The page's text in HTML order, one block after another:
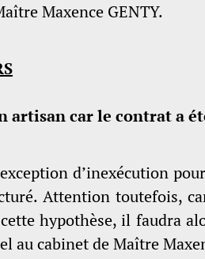
Maxence GENTY.
artisan car le contrat a
d’inexécution
Attention toutefois,
hypothèse, il faudra
au cabinet de Maître